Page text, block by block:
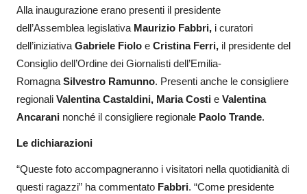
Alla inaugurazione erano presenti il presidente
dell’Assemblea legislativa Maurizio Fabbri, i curatori
dell’iniziativa Gabriele Fiolo e Cristina Ferri, il presidente del
Consiglio dell’Ordine dei Giornalisti dell’Emilia-
Romagna Silvestro Ramunno. Presenti anche le consigliere
regionali Valentina Castaldini, Maria Costi e Valentina
Ancarani nonché il consigliere regionale Paolo Trande.
Le dichiarazioni
“Queste foto accompagneranno i visitatori nella quotidianità di
questi ragazzi” ha commentato Fabbri. “Come presidente